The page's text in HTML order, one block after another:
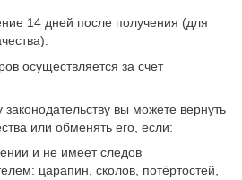
14 дней после получения (для
осуществляется за счет
вы можете вернуть
или обменять его, если:
и не имеет следов
царапин, сколов, потёртостей,